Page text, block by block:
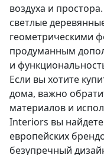
воздуха и
светлые
геометрическими
продуманным
и
Если вы хотите
дома, важно
материалов и
Interiors вы
европейских
безупречный